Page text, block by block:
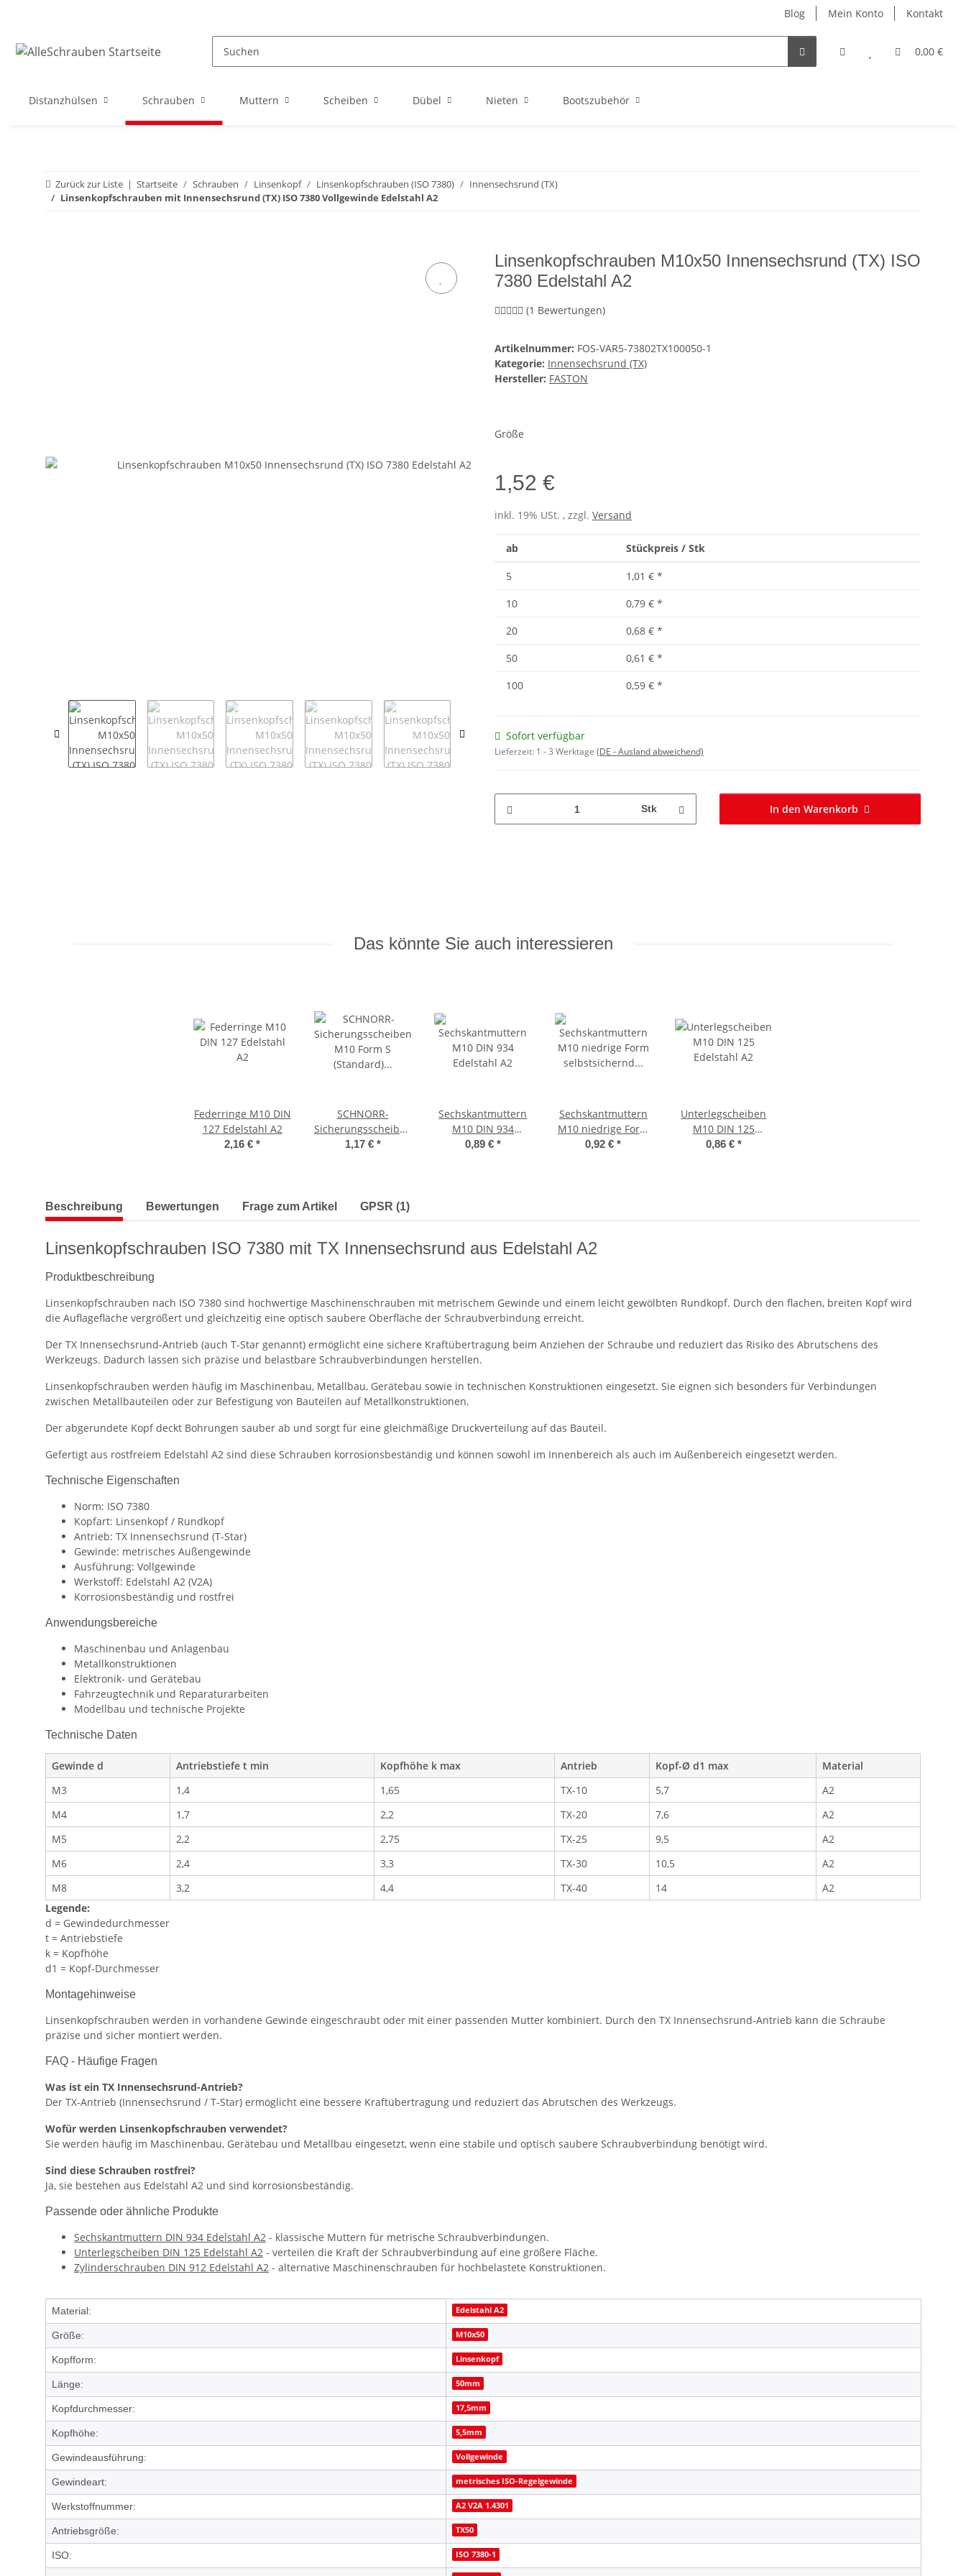
Blog Mein Konto Kontakt
0,00 €
Distanzhülsen Schrauben Muttern Scheiben Dübel Nieten Bootszubehör
Zurück zur Liste Startseite Schrauben Linsenkopf Linsenkopfschrauben (ISO 7380)
Innensechsrund (TX)
Linsenkopfschrauben mit Innensechsrund (TX) ISO 7380 Vollgewinde Edelstahl A2
Linsenkopfschrauben M10x50 Innensechsrund (TX) ISO
7380 Edelstahl A2
(1 Bewertungen)
Artikelnummer: FOS-VAR5-73802TX100050-1
Kategorie: Innensechsrund (TX)
Hersteller: FASTON
Größe
1,52 €
inkl. 19% USt. , zzgl. Versand
ab Stückpreis / Stk
5 1,01 € *
10
0,79 € *
20
0,68 € *
50
0,61 € *
100
0,59 € *
Sofort verfügbar
Lieferzeit: 1 - 3 Werktage (DE - Ausland abweichend)
Stk In den Warenkorb
Das könnte Sie auch interessieren
Federringe M10 DIN
127 Edelstahl A2
2,16 €*
SCHNORR-
Sicherungsscheiben
M10 Form S
1,17 € *
Sechskantmuttern
M10 DIN 934
Edelstahl A2
0,89 € *
Sechskantmuttern
M10 niedrige Form
selbstsichernd
0,92 €*
Unterlegscheiben
M10 DIN 125
Edelstahl A2
0,86 € *
weitere Registerkarten anzeigen
Beschreibung Bewertungen Frage zum Artikel GPSR (1)
Linsenkopfschrauben ISO 7380 mit TX Innensechsrund aus Edelstahl A2
Produktbeschreibung
Linsenkopfschrauben nach ISO 7380 sind hochwertige Maschinenschrauben mit metrischem Gewinde und einem leicht gewölbten Rundkopf. Durch den flachen, breiten Kopf wird
die Auflagefläche vergrößert und gleichzeitig eine optisch saubere Oberfläche der Schraubverbindung erreicht.
Der TX Innensechsrund-Antrieb (auch T-Star genannt) ermöglicht eine sichere Kraftübertragung beim Anziehen der Schraube und reduziert das Risiko des Abrutschens des
Werkzeugs. Dadurch lassen sich präzise und belastbare Schraubverbindungen herstellen.
Linsenkopfschrauben werden häufig im Maschinenbau, Metallbau, Gerätebau sowie in technischen Konstruktionen eingesetzt. Sie eignen sich besonders für Verbindungen
zwischen Metallbauteilen oder zur Befestigung von Bauteilen auf Metallkonstruktionen.
Der abgerundete Kopf deckt Bohrungen sauber ab und sorgt für eine gleichmäßige Druckverteilung auf das Bauteil.
Gefertigt aus rostfreiem Edelstahl A2 sind diese Schrauben korrosionsbeständig und können sowohl im Innenbereich als auch im Außenbereich eingesetzt werden.
Technische Eigenschaften
Norm: ISO 7380
Kopfart: Linsenkopf / Rundkopf
Antrieb: TX Innensechsrund (T-Star)
Gewinde: metrisches Außengewinde
Ausführung: Vollgewinde
Werkstoff: Edelstahl A2 (V2A)
Korrosionsbeständig und rostfrei
Anwendungsbereiche
Maschinenbau und Anlagenbau
Metallkonstruktionen
Elektronik- und Gerätebau
Fahrzeugtechnik und Reparaturarbeiten
Modellbau und technische Projekte
Technische Daten
Gewinde d Antriebstiefe t min Kopfhöhe k max Antrieb Kopf-Ø d1 max
Material
M3
1,4 1,65 TX-10 5,7
A2
M4
1,7 2,2 TX-20 7,6
A2
M5
2,2 2,75 TX-25 9,5
A2
M6
2,4 3,3 TX-30 10,5
A2
M8
3,2 4,4 TX-40 14
A2
Legende:
d = Gewindedurchmesser
t = Antriebstiefe
k = Kopfhöhe
d1 = Kopf-Durchmesser
Montagehinweise
Linsenkopfschrauben werden in vorhandene Gewinde eingeschraubt oder mit einer passenden Mutter kombiniert. Durch den TX Innensechsrund-Antrieb kann die Schraube
präzise und sicher montiert werden.
FAQ - Häufige Fragen
Was ist ein TX Innensechsrund-Antrieb?
Der TX-Antrieb (Innensechsrund / T-Star) ermöglicht eine bessere Kraftübertragung und reduziert das Abrutschen des Werkzeugs.
Wofür werden Linsenkopfschrauben verwendet?
Sie werden häufig im Maschinenbau, Gerätebau und Metallbau eingesetzt, wenn eine stabile und optisch saubere Schraubverbindung benötigt wird.
Sind diese Schrauben rostfrei?
Ja, sie bestehen aus Edelstahl A2 und sind korrosionsbeständig.
Passende oder ähnliche Produkte
Sechskantmuttern DIN 934 Edelstahl A2 - klassische Muttern für metrische Schraubverbindungen.
Unterlegscheiben DIN 125 Edelstahl A2 - verteilen die Kraft der Schraubverbindung auf eine größere Fläche.
Zylinderschrauben DIN 912 Edelstahl A2 - alternative Maschinenschrauben für hochbelastete Konstruktionen.
Produkteigenschaft
Wert
Material: Edelstahl A2
Größe: M10x50
Kopfform: Linsenkopf
Länge: 50mm
Kopfdurchmesser: 17,5mm
Kopfhöhe: 5,5mm
Gewindeausführung: Vollgewinde
Gewindeart: metrisches ISO-Regelgewinde
Werkstoffnummer: A2 V2A 1.4301
Antriebsgröße: TX50
ISO: ISO 7380-1